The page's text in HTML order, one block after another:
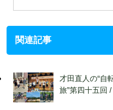
関連記事
才田直人の“自
旅”第四十五回